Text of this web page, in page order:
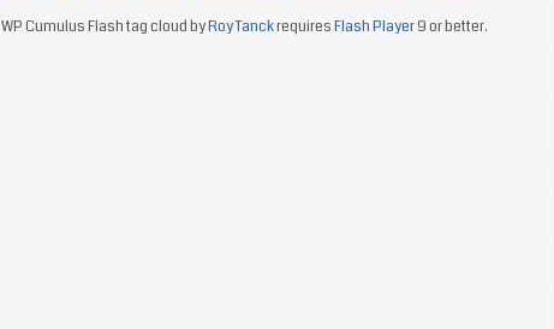
WP Cumulus Flash tag cloud byRoy TanckrequiresFlash Player9 or better.